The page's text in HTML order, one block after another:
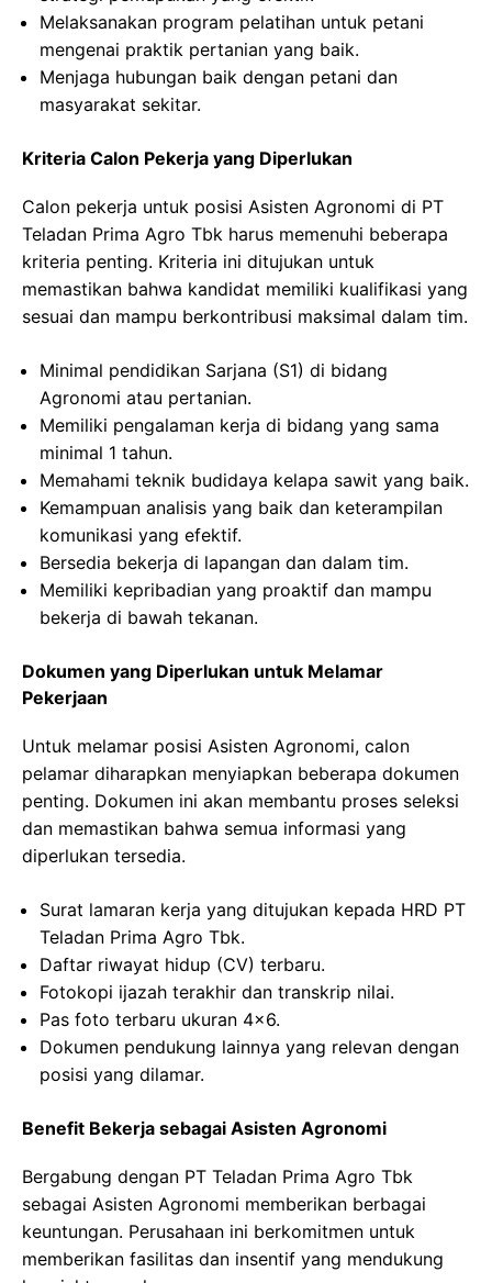
Melaksanakan program pelatihan untuk petani
mengenai praktik pertanian yang baik.
Menjaga hubungan baik dengan petani dan
masyarakat sekitar.
Kriteria Calon Pekerja yang Diperlukan
Calon pekerja untuk posisi Asisten Agronomi di PT
Teladan Prima Agro Tbk harus memenuhi beberapa
kriteria penting. Kriteria ini ditujukan untuk
memastikan bahwa kandidat memiliki kualifikasi yang
sesuai dan mampu berkontribusi maksimal dalam tim.
Minimal pendidikan Sarjana (S1) di bidang
Agronomi atau pertanian.
Memiliki pengalaman kerja di bidang yang sama
minimal 1 tahun.
Memahami teknik budidaya kelapa sawit yang baik.
Kemampuan analisis yang baik dan keterampilan
komunikasi yang efektif.
Bersedia bekerja di lapangan dan dalam tim.
Memiliki kepribadian yang proaktif dan mampu
bekerja di bawah tekanan.
Dokumen yang Diperlukan untuk Melamar
Pekerjaan
Untuk melamar posisi Asisten Agronomi, calon
pelamar diharapkan menyiapkan beberapa dokumen
penting. Dokumen ini akan membantu proses seleksi
dan memastikan bahwa semua informasi yang
diperlukan tersedia.
Surat lamaran kerja yang ditujukan kepada HRD PT
Teladan Prima Agro Tbk.
Daftar riwayat hidup (CV) terbaru.
Fotokopi ijazah terakhir dan transkrip nilai.
Pas foto terbaru ukuran 4×6.
Dokumen pendukung lainnya yang relevan dengan
posisi yang dilamar.
Benefit Bekerja sebagai Asisten Agronomi
Bergabung dengan PT Teladan Prima Agro Tbk
sebagai Asisten Agronomi memberikan berbagai
keuntungan. Perusahaan ini berkomitmen untuk
memberikan fasilitas dan insentif yang mendukung